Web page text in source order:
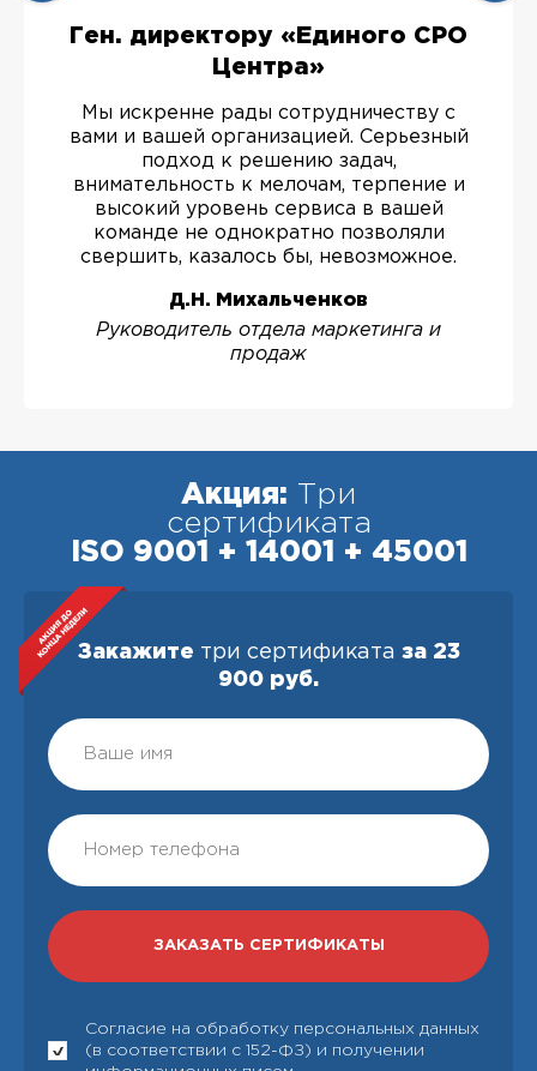
Ген. директору «Единого СРО
Центра»
Мы искренне рады сотрудничеству с
вами и вашей организацией. Серьезный
подход к решению задач,
внимательность к мелочам, терпение и
высокий уровень сервиса в вашей
команде не однократно позволяли
свершить, казалось бы, невозможное.
Д.Н. Михальченков
Руководитель отдела маркетинга и
продаж
Акция: Три
сертификата
ISO 9001 + 14001 + 45001
Закажите три сертификата за 23
900 руб.
Согласие на обработку персональных данных
(в соответствии с 152-ФЗ) и получении